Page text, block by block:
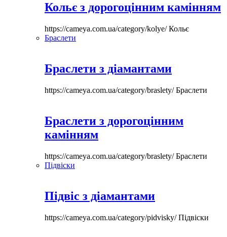
Кольє з дорогоцінним камінням
https://cameya.com.ua/category/kolye/Кольє
Браслети
Браслети з діамантами
https://cameya.com.ua/category/braslety/Браслети
Браслети з дорогоцінним
камінням
https://cameya.com.ua/category/braslety/Браслети
Підвіски
Підвіс з діамантами
https://cameya.com.ua/category/pidvisky/Підвіски